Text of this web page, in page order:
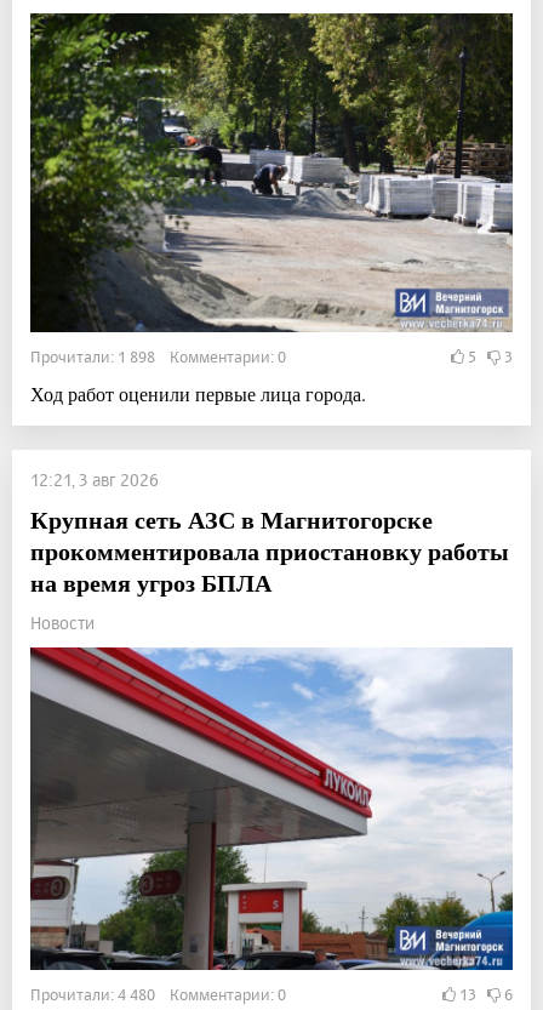
Прочитали: 1 898 Комментарии: 0 5 3
Ход работ оценили первые лица города.
12:21, 3 авг 2026
Крупная сеть АЗС в Магнитогорске
прокомментировала приостановку работы
на время угроз БПЛА
Новости
Прочитали: 4 480 Комментарии: 0 13 6